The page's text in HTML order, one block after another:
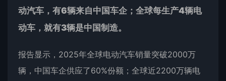
动汽车，有6辆来自中国车企；全球每生产4辆电
动车，就有3辆是中国制造。
报告显示，2025年全球电动汽车销量突破2000万
辆，中国车企供应了60%份额；全球近2200万辆电